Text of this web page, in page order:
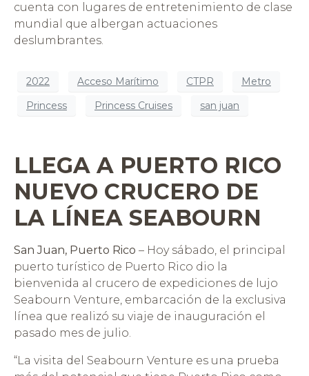
cuenta con lugares de entretenimiento de clase
mundial que albergan actuaciones
deslumbrantes.
2022 Acceso Marítimo CTPR
Metro
Princess
Princess Cruises san juan
LLEGA A PUERTO RICO
NUEVO CRUCERO DE
LA LÍNEA SEABOURN
San Juan, Puerto Rico – Hoy sábado, el principal
puerto turístico de Puerto Rico dio la
bienvenida al crucero de expediciones de lujo
Seabourn Venture, embarcación de la exclusiva
línea que realizó su viaje de inauguración el
pasado mes de julio.
“La visita del Seabourn Venture es una prueba